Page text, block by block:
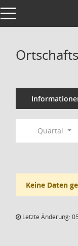
Toggle navigation
Quartal
Keine Daten
Letzte Änderung: